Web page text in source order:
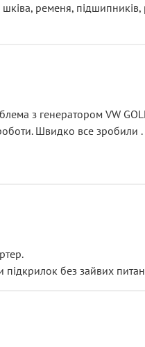
ременя, підшипників,
з генератором VW
Швидко все зробили .
без зайвих